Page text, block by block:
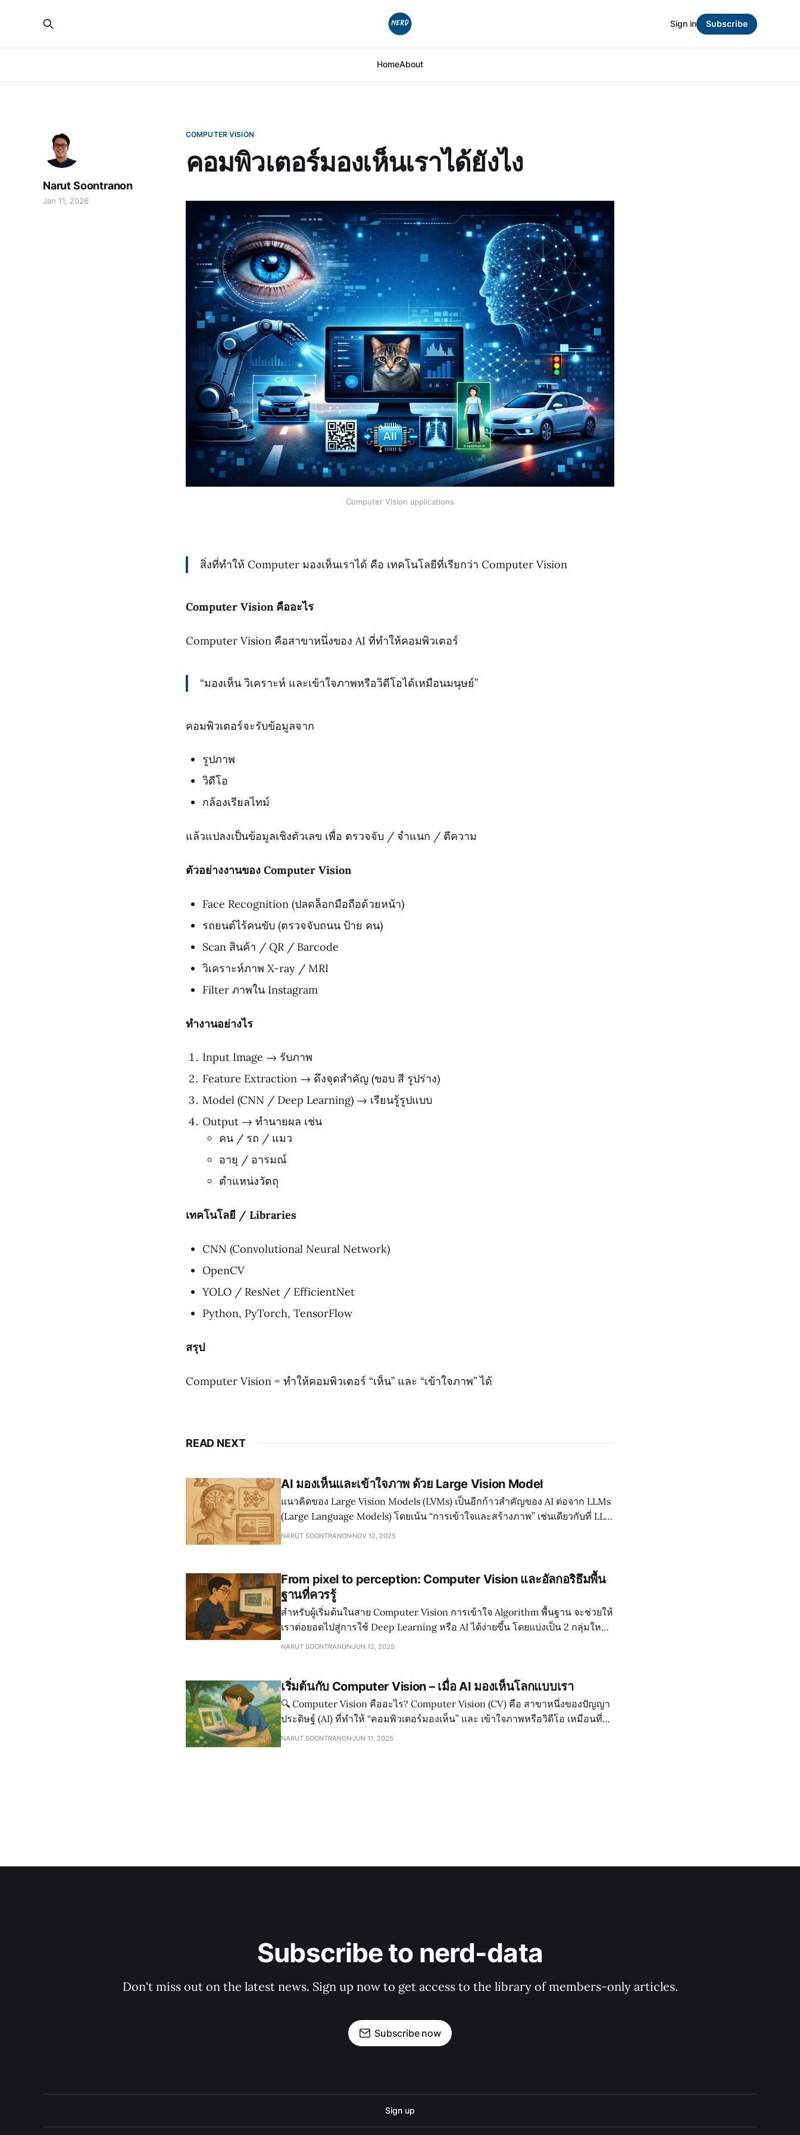
HomeAbout
Sign in Subscribe
COMPUTER VISION
คอมพิวเตอร์มองเห็นเราได้ยังไง
Narut Soontranon
Jan 11, 2026
Computer Vision applications
สิ่งที่ทำให้ Computer มองเห็นเราได้ คือ เทคโนโลยีที่เรียกว่า Computer Vision
Computer Vision คืออะไร
Computer Vision คือสาขาหนึ่งของ AI ที่ทำให้คอมพิวเตอร์
“มองเห็น วิเคราะห์ และเข้าใจภาพหรือวิดีโอได้เหมือนมนุษย์”
คอมพิวเตอร์จะรับข้อมูลจาก
รูปภาพ
วิดีโอ
กล้องเรียลไทม์
แล้วแปลงเป็นข้อมูลเชิงตัวเลข เพื่อ ตรวจจับ / จำแนก / ตีความ
ตัวอย่างงานของ Computer Vision
Face Recognition (ปลดล็อกมือถือด้วยหน้า)
รถยนต์ไร้คนขับ (ตรวจจับถนน ป้าย คน)
Scan สินค้า / QR / Barcode
วิเคราะห์ภาพ X-ray / MRI
Filter ภาพใน Instagram
ทำงานอย่างไร
Input Image → รับภาพ
Feature Extraction → ดึงจุดสำคัญ (ขอบ สี รูปร่าง)
Model (CNN / Deep Learning) → เรียนรู้รูปแบบ
Output → ทำนายผล เช่น
คน / รถ / แมว
อายุ / อารมณ์
ตำแหน่งวัตถุ
เทคโนโลยี / Libraries
CNN (Convolutional Neural Network)
OpenCV
YOLO / ResNet / EfficientNet
Python, PyTorch, TensorFlow
สรุป
Computer Vision = ทำให้คอมพิวเตอร์ “เห็น” และ “เข้าใจภาพ” ได้
READ NEXT
AI มองเห็นและเข้าใจภาพ ด้วย Large Vision Model
แนวคิดของ Large Vision Models (LVMs) เป็นอีกก้าวสำคัญของ AI ต่อจาก LLMs
(Large Language Models) โดยเน้น “การเข้าใจและสร้างภาพ” เช่นเดียวกับที่ LLM
เข้าใจภาษาและสร้างบทสนทนา 1) ความหมายของ LVMs LVMs คือโมเดลขนาด
NARUT SOONTRANON NOV 12, 2025
From pixel to perception: Computer Vision และอัลกอริธึมพื้น
ฐานที่ควรรู้
สำหรับผู้เริ่มต้นในสาย Computer Vision การเข้าใจ Algorithm พื้นฐาน จะช่วยให้
เราต่อยอดไปสู่การใช้ Deep Learning หรือ AI ได้ง่ายขึ้น โดยแบ่งเป็น 2 กลุ่มใหญ่
คือ 🧱 1. Classical Computer Vision Algorithms (ไม่ใช้ Deep Learning)
NARUT SOONTRANONJUN 12, 2025
เริ่มต้นกับ Computer Vision – เมื่อ AI มองเห็นโลกแบบเรา
🔍 Computer Vision คืออะไร? Computer Vision (CV) คือ สาขาหนึ่งของปัญญา
ประดิษฐ์ (AI) ที่ทำให้ “คอมพิวเตอร์มองเห็น” และ เข้าใจภาพหรือวิดีโอ เหมือนที่
มนุษย์เข้าใจ เช่น การรู้ว่าในภาพมีแมว, การแยกใบหน้าคน หรือการตรวจจับวัตถุ
NARUT SOONTRANONJUN 11, 2025
Subscribe to nerd-data
Don't miss out on the latest news. Sign up now to get access to the library of members-only articles.
Subscribe now
Sign up